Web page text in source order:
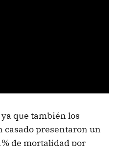
que también los
casado presentaron un
de mortalidad por